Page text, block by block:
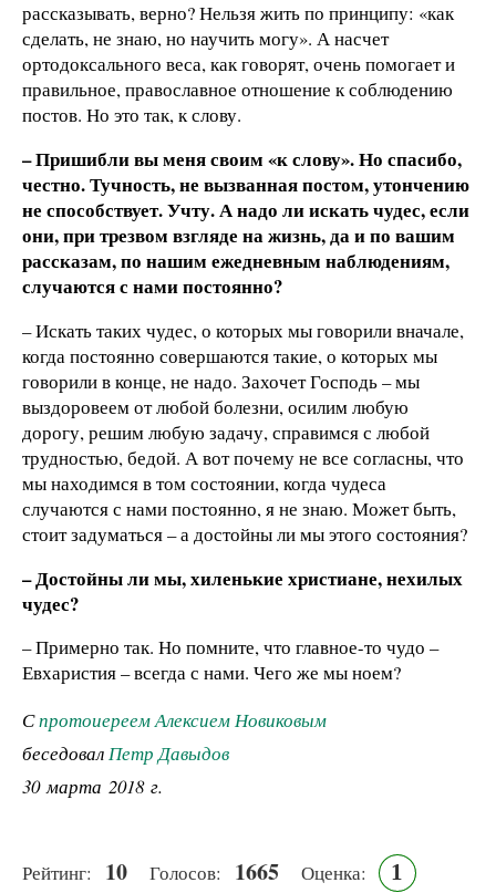
рассказывать, верно? Нельзя жить по принципу: «как
сделать, не знаю, но научить могу». А насчет
ортодоксального веса, как говорят, очень помогает и
правильное, православное отношение к соблюдению
постов. Но это так, к слову.
– Пришибли вы меня своим «к слову». Но спасибо,
честно. Тучность, не вызванная постом, утончению
не способствует. Учту. А надо ли искать чудес, если
они, при трезвом взгляде на жизнь, да и по вашим
рассказам, по нашим ежедневным наблюдениям,
случаются с нами постоянно?
– Искать таких чудес, о которых мы говорили вначале,
когда постоянно совершаются такие, о которых мы
говорили в конце, не надо. Захочет Господь – мы
выздоровеем от любой болезни, осилим любую
дорогу, решим любую задачу, справимся с любой
трудностью, бедой. А вот почему не все согласны, что
мы находимся в том состоянии, когда чудеса
случаются с нами постоянно, я не знаю. Может быть,
стоит задуматься – а достойны ли мы этого состояния?
– Достойны ли мы, хиленькие христиане, нехилых
чудес?
– Примерно так. Но помните, что главное-то чудо –
Евхаристия – всегда с нами. Чего же мы ноем?
Спротоиереем Алексием Новиковым
беседовалПетр Давыдов
30 марта 2018 г.
Рейтинг: 10 Голосов: 1665 Оценка: 1